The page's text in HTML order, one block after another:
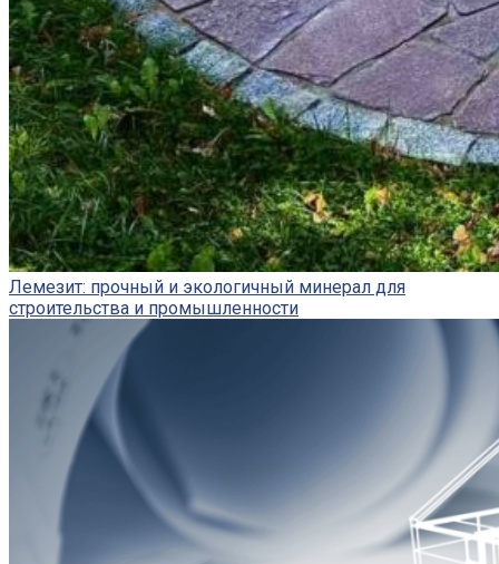
Лемезит: прочный и экологичный минерал для
строительства и промышленности